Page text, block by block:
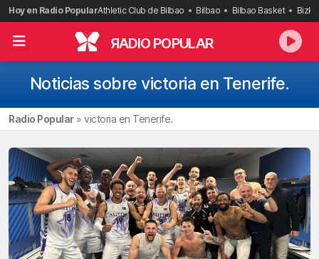
Saltar
al
contenido
Hoy en Radio PopularAthletic Club de Bilbao Bilbao Bilbao Basket
RADIO POPULAR
Noticias sobre victoria en Tenerife.
Radio Popular» victoria en Tenerife.